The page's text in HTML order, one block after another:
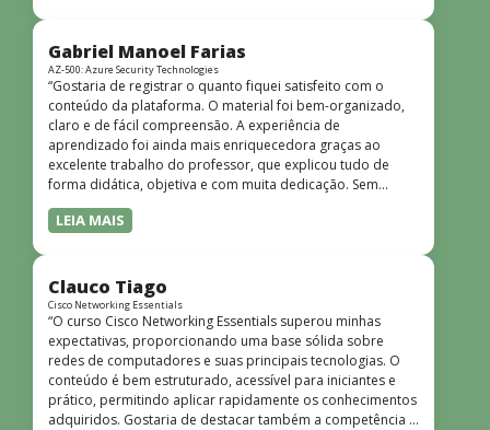
quem não tem uma bagagem técnica muito avançada.”
Gabriel Manoel Farias
AZ-500: Azure Security Technologies
“Gostaria de registrar o quanto fiquei satisfeito com o
conteúdo da plataforma. O material foi bem-organizado,
claro e de fácil compreensão. A experiência de
aprendizado foi ainda mais enriquecedora graças ao
excelente trabalho do professor, que explicou tudo de
forma didática, objetiva e com muita dedicação. Sem
dúvida, foi uma jornada de muito aprendizado!”
LEIA MAIS
Clauco Tiago
Cisco Networking Essentials
“O curso Cisco Networking Essentials superou minhas
expectativas, proporcionando uma base sólida sobre
redes de computadores e suas principais tecnologias. O
conteúdo é bem estruturado, acessível para iniciantes e
prático, permitindo aplicar rapidamente os conhecimentos
adquiridos. Gostaria de destacar também a competência e